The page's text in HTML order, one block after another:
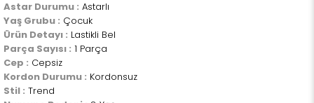
Astar Durumu : Astarlı
Yaş Grubu : Çocuk
Ürün Detayı : Lastikli Bel
Parça Sayısı : 1 Parça
Cep : Cepsiz
Kordon Durumu : Kordonsuz
Stil : Trend